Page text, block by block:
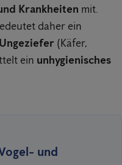
Krankheiten mit.
daher ein
(Käfer,
ein unhygienisches
und